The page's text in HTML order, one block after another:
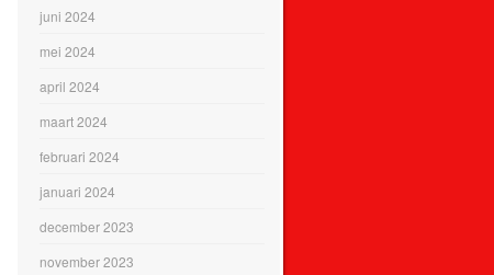
juni 2024
mei 2024
april 2024
maart 2024
februari 2024
januari 2024
december 2023
november 2023